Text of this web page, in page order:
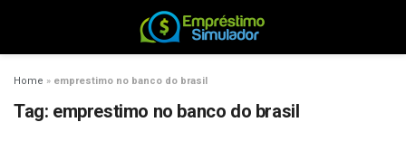
Home » emprestimo no banco do brasil
Tag: emprestimo no banco do brasil